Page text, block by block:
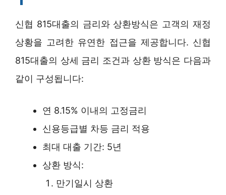
신협 815대출의 금리와 상환방식은 고객의 재정
상황을 고려한 유연한 접근을 제공합니다. 신협
815대출의 상세 금리 조건과 상환 방식은 다음과
같이 구성됩니다:
연 8.15% 이내의 고정금리
신용등급별 차등 금리 적용
최대 대출 기간: 5년
상환 방식:
만기일시 상환